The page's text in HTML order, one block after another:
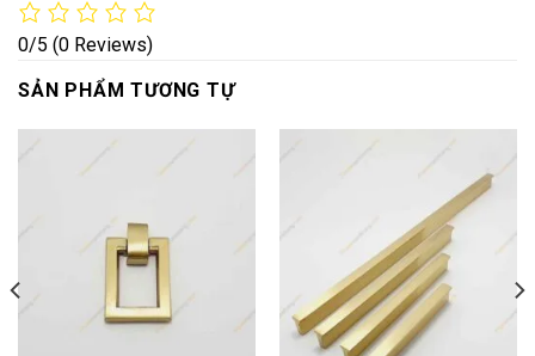
0/5 (0 Reviews)
SẢN PHẨM TƯƠNG TỰ